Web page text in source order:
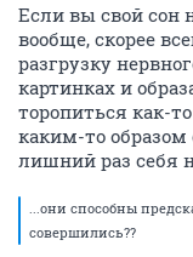
Если вы свой сон
вообще, скорее
разгрузку
картинках и
торопиться как-
каким-то
лишний раз себя
...они способны
совершились??